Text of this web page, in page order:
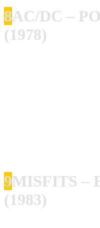
8AC/DC –
(1978)
9MISFITS –
(1983)